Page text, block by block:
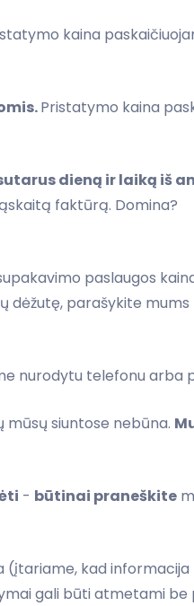
kaina
Pristatymo kaina
dieną ir laiką iš
faktūrą. Domina?
paslaugos
dėžutę, parašykite mums
nurodytu telefonu arba
siuntose nebūna.
- būtinai praneškite
kad
gali būti atmetami